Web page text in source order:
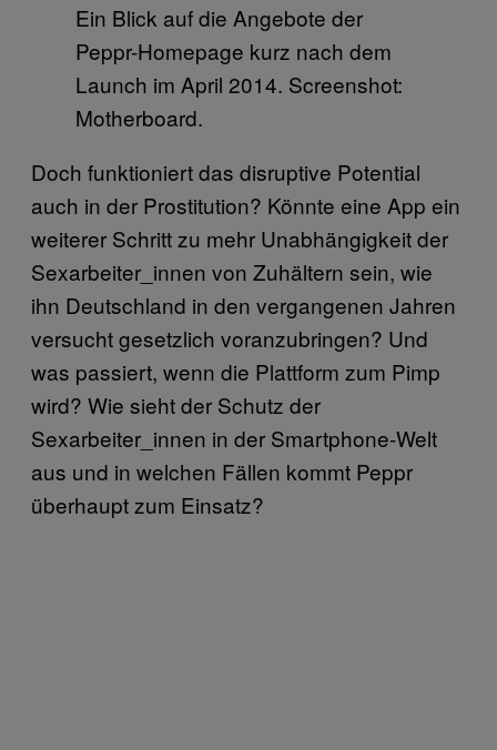
Ein Blick auf die Angebote der
Peppr-Homepage kurz nach dem
Launch im April 2014. Screenshot:
Motherboard.
Doch funktioniert das disruptive Potential
auch in der Prostitution? Könnte eine App ein
weiterer Schritt zu mehr Unabhängigkeit der
Sexarbeiter_innen von Zuhältern sein, wie
ihn Deutschland in den vergangenen Jahren
versucht gesetzlich voranzubringen? Und
was passiert, wenn die Plattform zum Pimp
wird? Wie sieht der Schutz der
Sexarbeiter_innen in der Smartphone-Welt
aus und in welchen Fällen kommt Peppr
überhaupt zum Einsatz?